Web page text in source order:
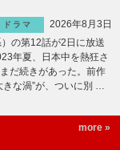
ドラマ
2026年8月3日
の第12話が2日に放送
年夏、日本中を熱狂さ
だ続きがあった。前作
きな渦”が、ついに別 …
more »